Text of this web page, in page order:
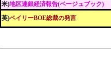
米)地区連銀経済報告(ベージュブック)
英)ベイリーBOE総裁の発言